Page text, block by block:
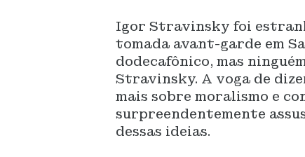
Igor Stravinsky foi
tomada avant-garde em
dodecafônico, mas
Stravinsky. A voga de
mais sobre moralismo e
surpreendentemente
dessas ideias.